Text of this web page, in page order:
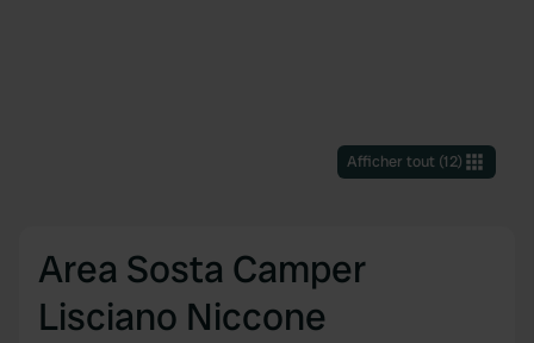
Afficher tout(12)
Area Sosta Camper
Lisciano Niccone